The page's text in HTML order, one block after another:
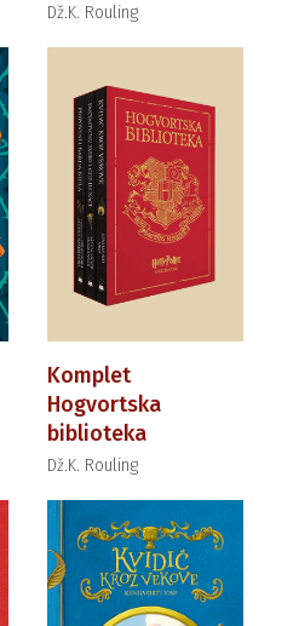
Dž.K. Rouling
Komplet
Hogvortska
biblioteka
Dž.K. Rouling